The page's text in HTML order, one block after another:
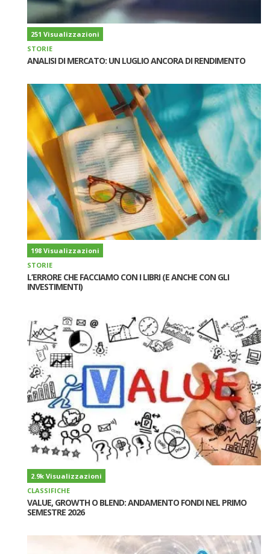
251 Visualizzazioni
STORIE
ANALISI DI MERCATO: UN LUGLIO ANCORA DI RENDIMENTO
198 Visualizzazioni
STORIE
L’ERRORE CHE FACCIAMO CON I LIBRI (E ANCHE CON GLI
INVESTIMENTI)
2.9k Visualizzazioni
CLASSIFICHE
VALUE, GROWTH O BLEND: ANDAMENTO FONDI NEL PRIMO
SEMESTRE 2026